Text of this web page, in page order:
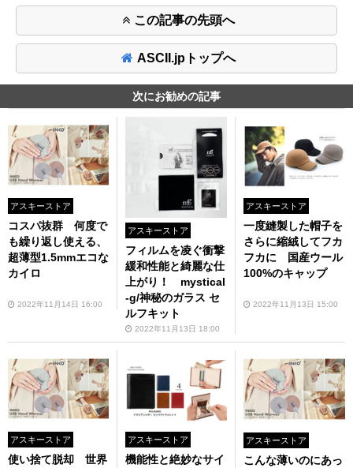
この記事の先頭へ
ASCII.jpトップへ
次にお勧めの記事
アスキーストア
コスパ抜群 何度で
も繰り返し使える、
超薄型1.5mmエコな
カイロ
2022年11月14日 16:00
アスキーストア
フィルムを凌ぐ衝撃
緩和性能と綺麗な仕
上がり！ mystical
-g/神秘のガラス セ
ルフキット
2022年11月13日 18:00
アスキーストア
一度縫製した帽子を
さらに縮絨してフカ
フカに 国産ウール
100%のキャップ
2022年11月13日 15:00
アスキーストア
使い捨て脱却 世界
アスキーストア
機能性と絶妙なサイ
アスキーストア
こんな薄いのにあっ